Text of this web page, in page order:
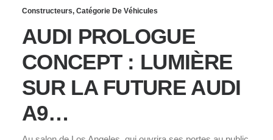
Constructeurs, Catégorie De Véhicules
AUDI PROLOGUE
CONCEPT : LUMIÈRE
SUR LA FUTURE AUDI
A9…